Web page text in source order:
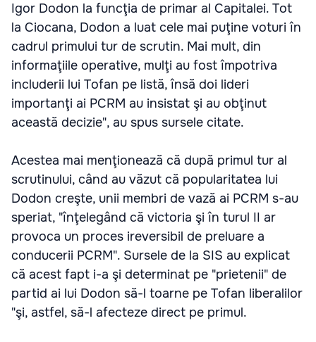
Igor Dodon la funcţia de primar al Capitalei. Tot
la Ciocana, Dodon a luat cele mai puţine voturi în
cadrul primului tur de scrutin. Mai mult, din
informaţiile operative, mulţi au fost împotriva
includerii lui Tofan pe listă, însă doi lideri
importanţi ai PCRM au insistat şi au obţinut
această decizie", au spus sursele citate.
Acestea mai menţionează că după primul tur al
scrutinului, când au văzut că popularitatea lui
Dodon creşte, unii membri de vază ai PCRM s-au
speriat, "înţelegând că victoria şi în turul II ar
provoca un proces ireversibil de preluare a
conducerii PCRM". Sursele de la SIS au explicat
că acest fapt i-a şi determinat pe "prietenii" de
partid ai lui Dodon să-l toarne pe Tofan liberalilor
"şi, astfel, să-l afecteze direct pe primul.